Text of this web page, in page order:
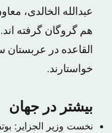
عبدالله الخالدی،
هم گروگان گرفته اند.
القاعده در
خواستارند.
بیشتر در جهان